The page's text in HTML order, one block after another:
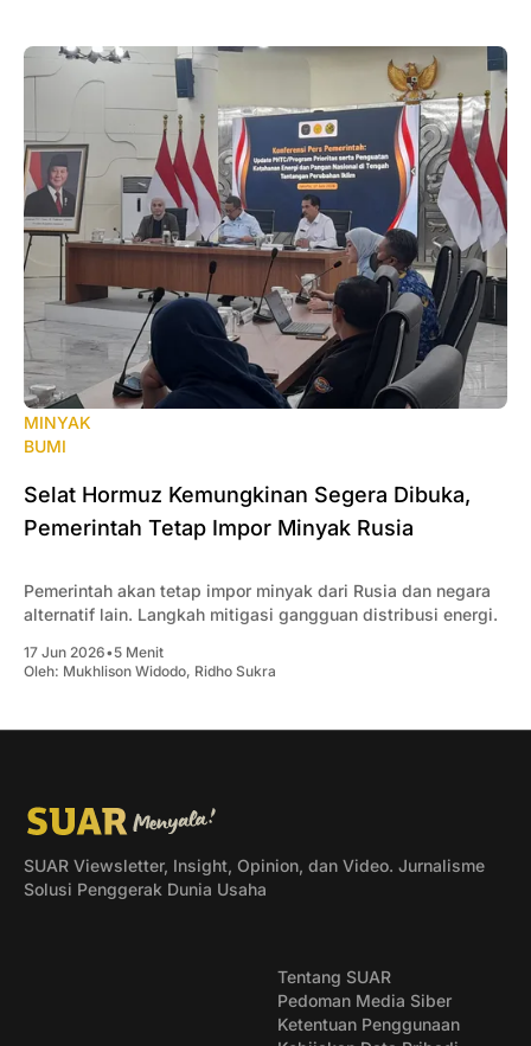
MINYAK
BUMI
Selat Hormuz Kemungkinan Segera Dibuka,
Pemerintah Tetap Impor Minyak Rusia
Pemerintah akan tetap impor minyak dari Rusia dan negara
alternatif lain. Langkah mitigasi gangguan distribusi energi.
17 Jun 2026•5 Menit
Oleh: Mukhlison Widodo, Ridho Sukra
SUAR Viewsletter, Insight, Opinion, dan Video. Jurnalisme
Solusi Penggerak Dunia Usaha
Tentang SUAR
Pedoman Media Siber
Ketentuan Penggunaan